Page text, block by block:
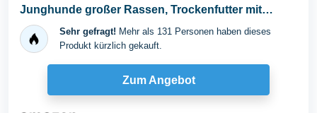
Junghunde großer Rassen, Trockenfutter mit
hohem...Sehr gefragt! Mehr als 131 Personen haben dieses
Produkt kürzlich gekauft.
Zum Angebot